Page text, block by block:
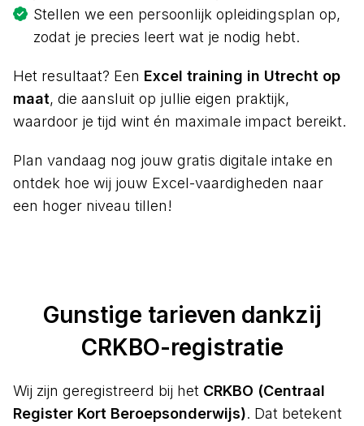
Stellen we een persoonlijk opleidingsplan op,
zodat je precies leert wat je nodig hebt.
Het resultaat? Een Excel training in Utrecht op
maat, die aansluit op jullie eigen praktijk,
waardoor je tijd wint én maximale impact bereikt.
Plan vandaag nog jouw gratis digitale intake en
ontdek hoe wij jouw Excel-vaardigheden naar
een hoger niveau tillen!
Gunstige tarieven dankzij
CRKBO-registratie
Wij zijn geregistreerd bij het CRKBO (Centraal
Register Kort Beroepsonderwijs). Dat betekent